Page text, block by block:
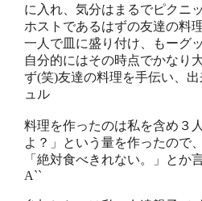
に入れ、気分はまるでピクニ
ホストであるはずの友達の料
一人で皿に盛り付け、もーグ
自分的にはその時点でかなり
ず(笑)友達の料理を手伝い、
ュル
料理を作ったのは私を含め３
よ？」という量を作ったので
「絶対食べきれない。」と
A``